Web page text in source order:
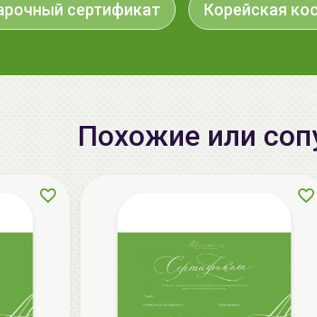
сертификат Корейская
Похожие или